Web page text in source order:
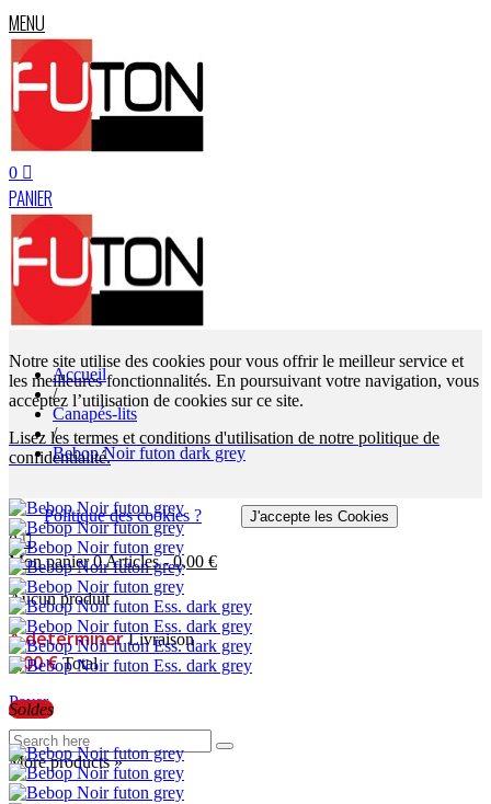
MENU
0
PANIER
Notre site utilise des cookies pour vous offrir le meilleur service et
les meilleures fonctionnalités. En poursuivant votre navigation, vous
acceptez l’utilisation de cookies sur ce site.
Lisez les termes et conditions d'utilisation de notre politique de
confidentialité.
Politique des cookies ? J'accepte les Cookies
0
Mon panier 0Articles - 0,00 €
Aucun produit
A déterminer Livraison
0,00 € Total
Payer
More products »
Accueil
/
Canapés-lits
/
Bebop Noir futon dark grey
Soldes